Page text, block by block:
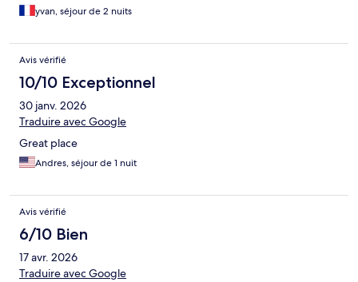
yvan, séjour de 2 nuits
Avis vérifié
10/10 Exceptionnel
30 janv. 2026
Traduire avec Google
Great place
Andres, séjour de 1 nuit
Avis vérifié
6/10 Bien
17 avr. 2026
Traduire avec Google